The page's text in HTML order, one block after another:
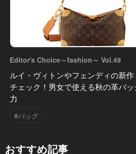
Editor's Choice～fashion～ Vol.49
ルイ・ヴィトンやフェンディの新
チェック！男女で使える秋の革バ
力
#バッグ
おすすめ記事